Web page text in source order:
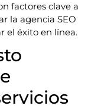
factores clave a
la agencia SEO
el éxito en línea.